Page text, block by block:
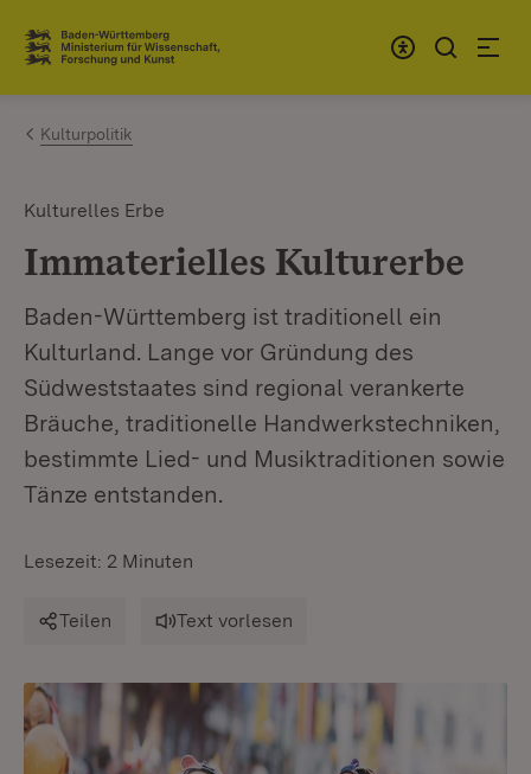
Zum Inhalt springen
Link zur Startseite
Kulturpolitik
Kulturelles Erbe
Immaterielles Kulturerbe
Baden-Württemberg ist traditionell ein
Kulturland. Lange vor Gründung des
Südweststaates sind regional verankerte
Bräuche, traditionelle Handwerkstechniken,
bestimmte Lied- und Musiktraditionen sowie
Tänze entstanden.
Lesezeit: 2 Minuten
Teilen Text vorlesen